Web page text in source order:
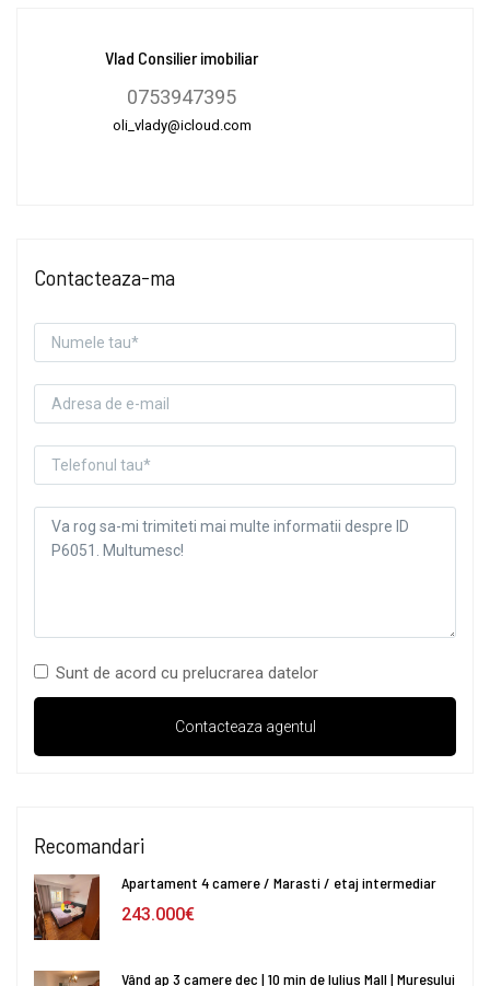
Vlad Consilier imobiliar
0753947395
oli_vlady@icloud.com
Contacteaza-ma
Sunt de acord cu prelucrarea datelor
Recomandari
Apartament 4 camere / Marasti / etaj intermediar
243.000€
Vând ap 3 camere dec | 10 min de Iulius Mall | Mureșului